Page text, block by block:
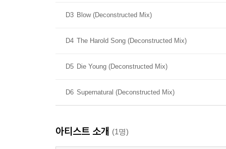
D3 Blow (Deconstructed Mix)
D4 The Harold Song (Deconstructed Mix)
D5 Die Young (Deconstructed Mix)
D6 Supernatural (Deconstructed Mix)
아티스트 소개 (1명)